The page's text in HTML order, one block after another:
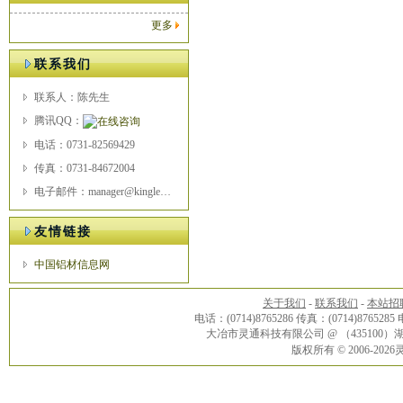
更多
联系我们
联系人：陈先生
腾讯QQ：
电话：0731-82569429
传真：0731-84672004
电子邮件：manager@kingle.com
友情链接
中国铝材信息网
关于我们 - 联系我们 - 本站招
电话：(0714)8765286 传真：(0714)8765285
大冶市灵通科技有限公司 @ （435100
版权所有 © 2006-2026